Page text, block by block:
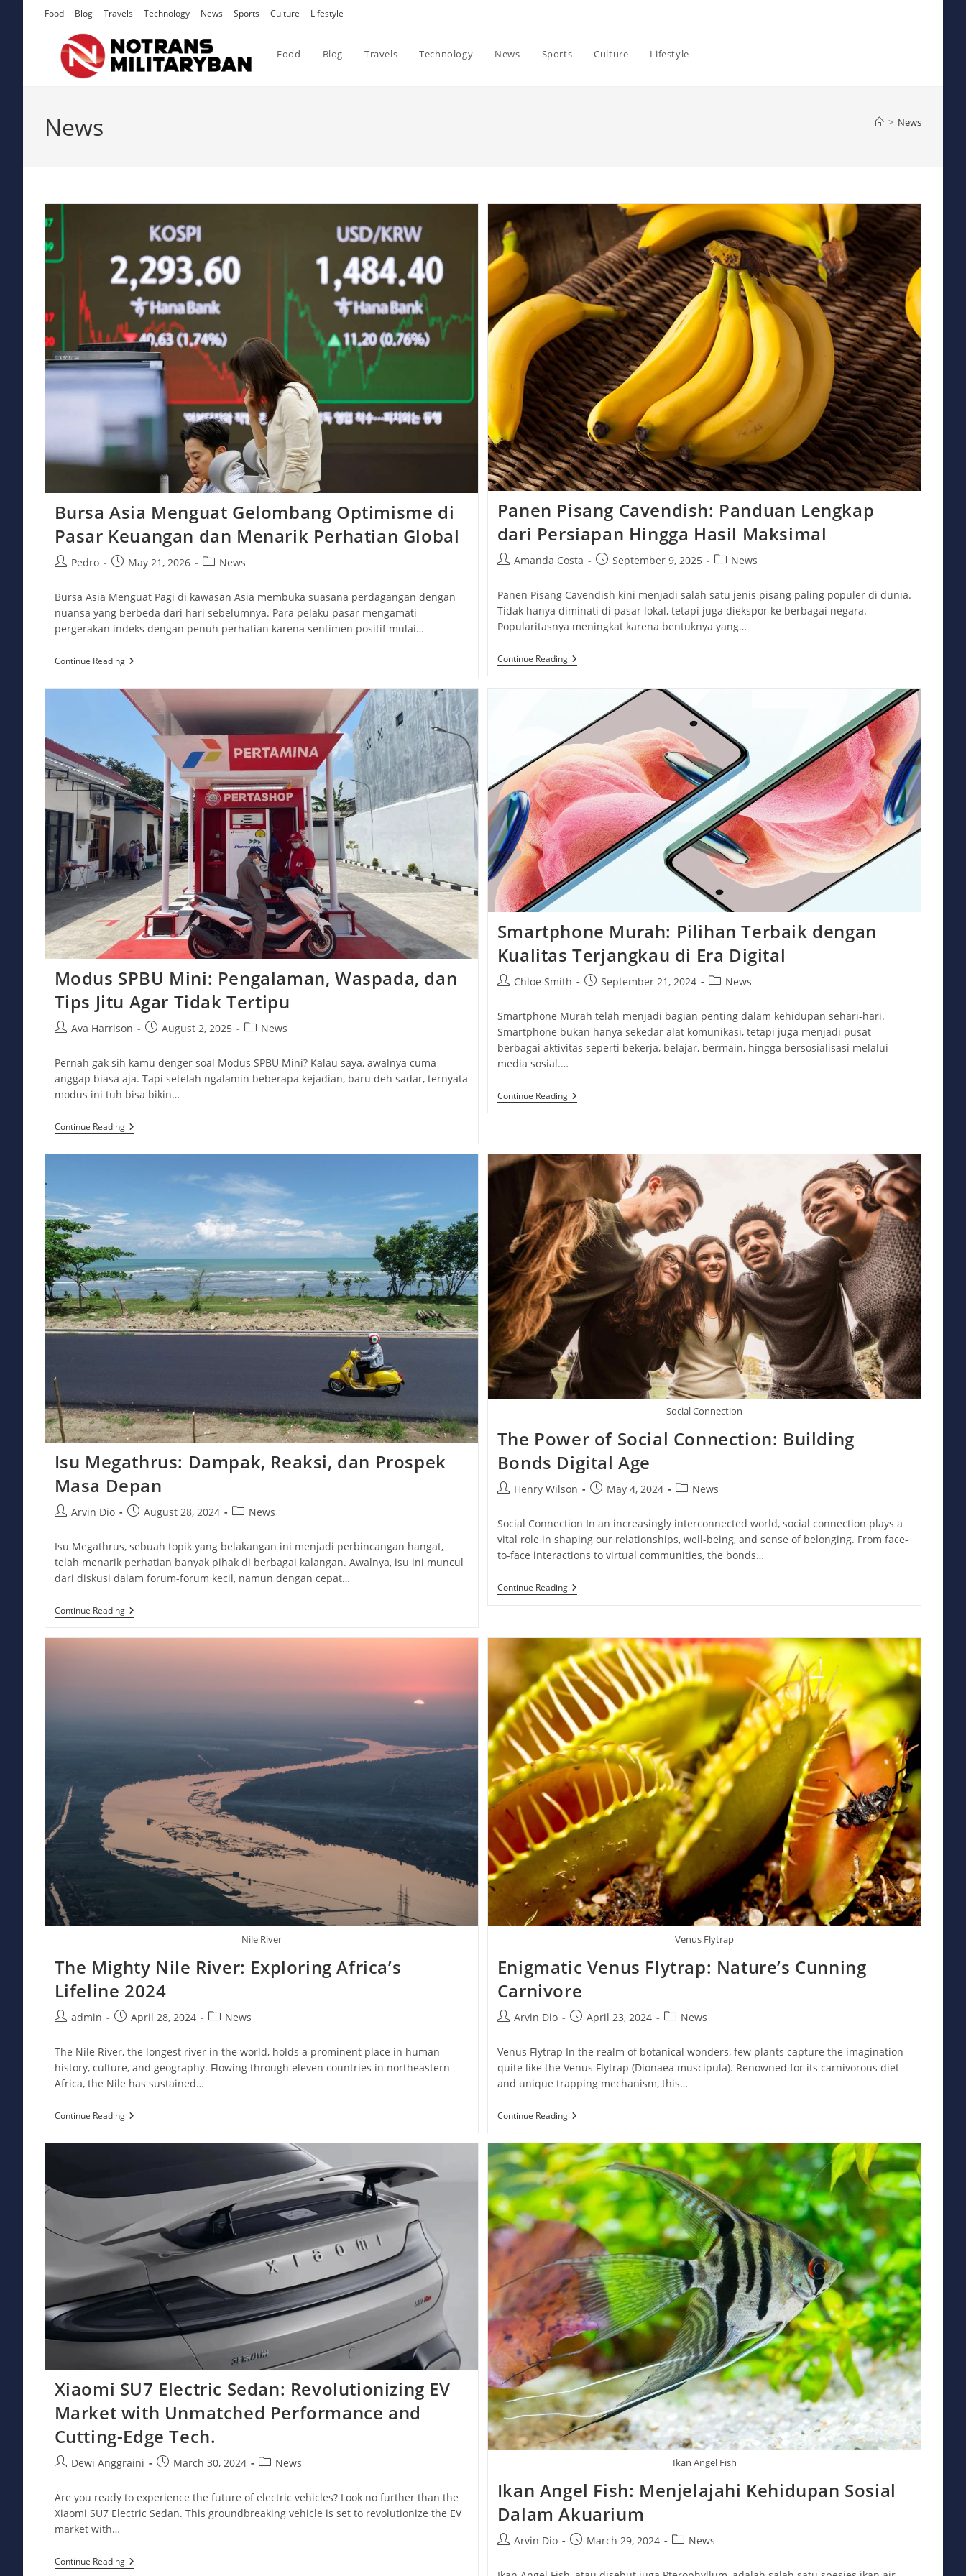
Food Blog Travels Technology News Sports Culture Lifestyle
Food Blog Travels Technology News Sports Culture Lifestyle
News > News
Bursa Asia Menguat Gelombang Optimisme di
Pasar Keuangan dan Menarik Perhatian Global
PostPedro
PostMay 21, 2026
PostNews
Bursa Asia Menguat Pagi di kawasan Asia membuka suasana perdagangan dengan
nuansa yang berbeda dari hari sebelumnya. Para pelaku pasar mengamati
pergerakan indeks dengan penuh perhatian karena sentimen positif mulai…
Continue ReadingBursa
Asia
Gelombang
Optimisme
Pasar
Keuangan
Menarik
Perhatian
Global
Panen Pisang Cavendish: Panduan Lengkap
dari Persiapan Hingga Hasil Maksimal
PostAmanda Costa
PostSeptember 9, 2025
PostNews
Panen Pisang Cavendish kini menjadi salah satu jenis pisang paling populer di dunia.
Tidak hanya diminati di pasar lokal, tetapi juga diekspor ke berbagai negara.
Popularitasnya meningkat karena bentuknya yang…
Continue ReadingPanen
Pisang
Persiapan
Hingga
Hasil
Maksimal
Modus SPBU Mini: Pengalaman, Waspada, dan
Tips Jitu Agar Tidak Tertipu
PostAva Harrison
PostAugust 2, 2025
PostNews
Pernah gak sih kamu denger soal Modus SPBU Mini? Kalau saya, awalnya cuma
anggap biasa aja. Tapi setelah ngalamin beberapa kejadian, baru deh sadar, ternyata
modus ini tuh bisa bikin…
Continue ReadingModus
SPBU
Agar
Tidak
Tertipu
Smartphone Murah: Pilihan Terbaik dengan
Kualitas Terjangkau di Era Digital
PostChloe Smith
PostSeptember 21, 2024
PostNews
Smartphone Murah telah menjadi bagian penting dalam kehidupan sehari-hari.
Smartphone bukan hanya sekedar alat komunikasi, tetapi juga menjadi pusat
berbagai aktivitas seperti bekerja, belajar, bermain, hingga bersosialisasi melalui
media sosial.…
Continue ReadingSmartphone
Murah:
Kualitas
Terjangkau
Di
Era
Digital
Isu Megathrus: Dampak, Reaksi, dan Prospek
Masa Depan
PostArvin Dio
PostAugust 28, 2024
PostNews
Isu Megathrus, sebuah topik yang belakangan ini menjadi perbincangan hangat,
telah menarik perhatian banyak pihak di berbagai kalangan. Awalnya, isu ini muncul
dari diskusi dalam forum-forum kecil, namun dengan cepat…
Continue ReadingIsu
Megathrus:
Social Connection
The Power of Social Connection: Building
Bonds Digital Age
PostHenry Wilson
PostMay 4, 2024
PostNews
Social Connection In an increasingly interconnected world, social connection plays a
vital role in shaping our relationships, well-being, and sense of belonging. From face-
to-face interactions to virtual communities, the bonds…
Continue ReadingThe
Power
Building
Bonds
Digital
Age
Nile River
The Mighty Nile River: Exploring Africa’s
Lifeline 2024
Postadmin
PostApril 28, 2024
PostNews
The Nile River, the longest river in the world, holds a prominent place in human
history, culture, and geography. Flowing through eleven countries in northeastern
Africa, the Nile has sustained…
Continue ReadingThe
Mighty
2024
Venus Flytrap
Enigmatic Venus Flytrap: Nature’s Cunning
Carnivore
PostArvin Dio
PostApril 23, 2024
PostNews
Venus Flytrap In the realm of botanical wonders, few plants capture the imagination
quite like the Venus Flytrap (Dionaea muscipula). Renowned for its carnivorous diet
and unique trapping mechanism, this…
Continue ReadingEnigmatic
Venus
Nature’s
Cunning
Carnivore
Xiaomi SU7 Electric Sedan: Revolutionizing EV
Market with Unmatched Performance and
Cutting-Edge Tech.
PostDewi Anggraini
PostMarch 30, 2024
PostNews
Are you ready to experience the future of electric vehicles? Look no further than the
Xiaomi SU7 Electric Sedan. This groundbreaking vehicle is set to revolutionize the EV
market with…
Continue ReadingXiaomi
SU7
Ikan Angel Fish
Ikan Angel Fish: Menjelajahi Kehidupan Sosial
Dalam Akuarium
PostArvin Dio
PostMarch 29, 2024
PostNews